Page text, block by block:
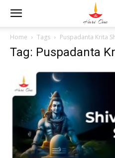
Home Tags Puspadanta Krita
Tag: Puspadanta